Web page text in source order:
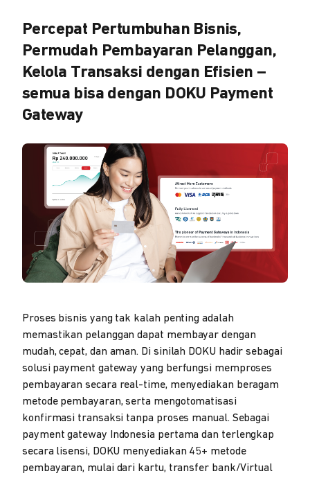
Percepat Pertumbuhan Bisnis,
Permudah Pembayaran Pelanggan,
Kelola Transaksi dengan Efisien –
semua bisa dengan DOKU Payment
Gateway
Proses bisnis yang tak kalah penting adalah
memastikan pelanggan dapat membayar dengan
mudah, cepat, dan aman. Di sinilah DOKU hadir sebagai
solusi payment gateway yang berfungsi memproses
pembayaran secara real-time, menyediakan beragam
metode pembayaran, serta mengotomatisasi
konfirmasi transaksi tanpa proses manual. Sebagai
payment gateway Indonesia pertama dan terlengkap
secara lisensi, DOKU menyediakan 45+ metode
pembayaran, mulai dari kartu, transfer bank/Virtual